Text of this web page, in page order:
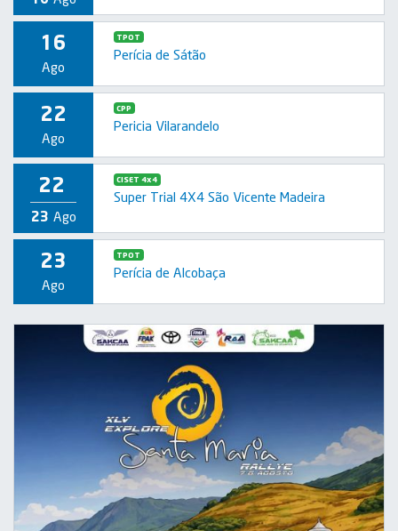
16
Ago
TPOT
Perícia de Sátão
22
Ago
CPP
Pericia Vilarandelo
22
23 Ago
CISET 4x4
Super Trial 4X4 São Vicente Madeira
23
Ago
TPOT
Perícia de Alcobaça